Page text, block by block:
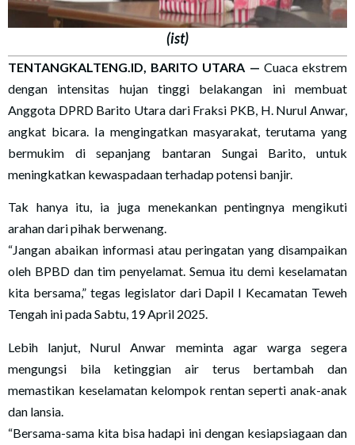
(ist)
TENTANGKALTENG.ID, BARITO UTARA — Cuaca ekstrem
dengan intensitas hujan tinggi belakangan ini membuat
Anggota DPRD Barito Utara dari Fraksi PKB, H. Nurul Anwar,
angkat bicara. Ia mengingatkan masyarakat, terutama yang
bermukim di sepanjang bantaran Sungai Barito, untuk
meningkatkan kewaspadaan terhadap potensi banjir.
Tak hanya itu, ia juga menekankan pentingnya mengikuti
arahan dari pihak berwenang.
“Jangan abaikan informasi atau peringatan yang disampaikan
oleh BPBD dan tim penyelamat. Semua itu demi keselamatan
kita bersama,” tegas legislator dari Dapil I Kecamatan Teweh
Tengah ini pada Sabtu, 19 April 2025.
Lebih lanjut, Nurul Anwar meminta agar warga segera
mengungsi bila ketinggian air terus bertambah dan
memastikan keselamatan kelompok rentan seperti anak-anak
dan lansia.
“Bersama-sama kita bisa hadapi ini dengan kesiapsiagaan dan